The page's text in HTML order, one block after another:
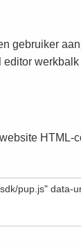
gebruiker
HTML-